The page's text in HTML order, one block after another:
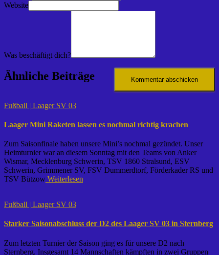
Website
Was beschäftigt dich?
Ähnliche Beiträge
Fußball | Laager SV 03
Laager Mini Raketen lassen es nochmal richtig krachen
Zum Saisonfinale haben unsere Mini’s nochmal gezündet. Unser
Heimturnier war an diesem Sonntag mit den Teams von Anker
Wismar, Mecklenburg Schwerin, TSV 1860 Stralsund, ESV
Schwerin, Grimmener SV, FSV Dummerdtorf, Förderkader RS und
TSV Bützow Weiterlesen
Fußball | Laager SV 03
Starker Saisonabschluss der D2 des Laager SV 03 in Sternberg
Zum letzten Turnier der Saison ging es für unsere D2 nach
Sternberg. Insgesamt 14 Mannschaften kämpften in zwei Gruppen